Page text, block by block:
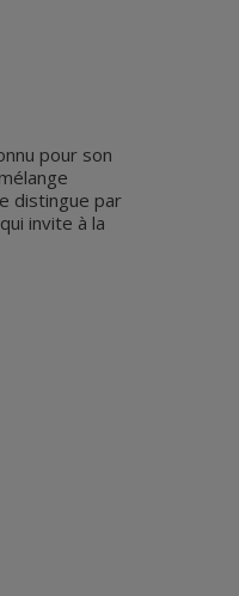
pour son
distingue par
invite à la